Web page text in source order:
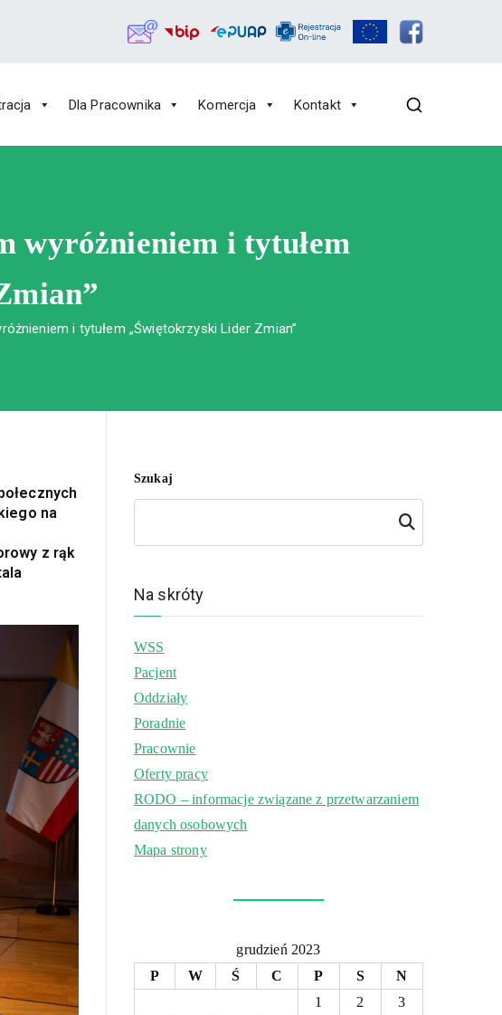
Dla Pracownika Komercja Kontakt
wyróżnieniem i tytułem
i tytułem „Świętokrzyski Lider Zmian”
na
z rąk
Szukaj
Szukaj
Na skróty
WSS
Pacjent
Oddziały
Poradnie
Pracownie
Oferty pracy
RODO – informacje związane z przetwarzaniem
danych osobowych
Mapa strony
grudzień 2023
P
W Ś C P S
N
1
2
3